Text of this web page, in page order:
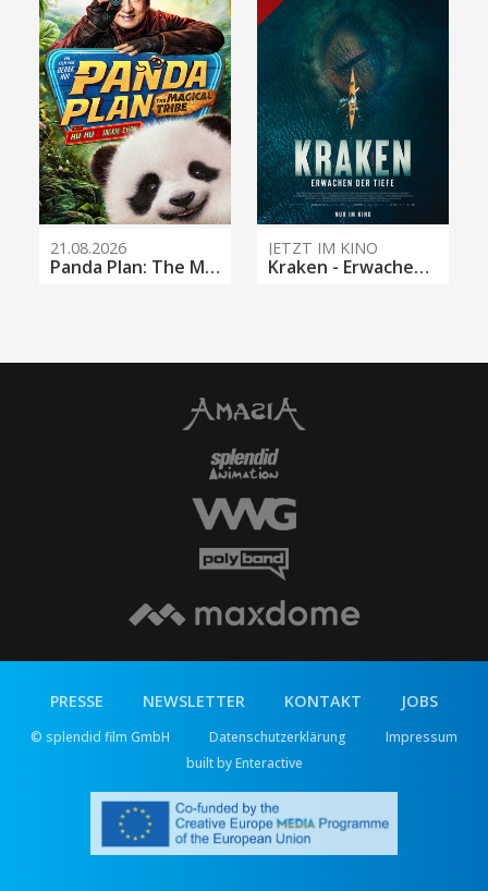
21.08.2026
Panda Plan: The Magical Tribe
JETZT IM KINO
Kraken - Erwachen der Tiefe
PRESSE NEWSLETTER KONTAKT JOBS
© splendid film GmbH Datenschutzerklärung
Impressum
built by Enteractive